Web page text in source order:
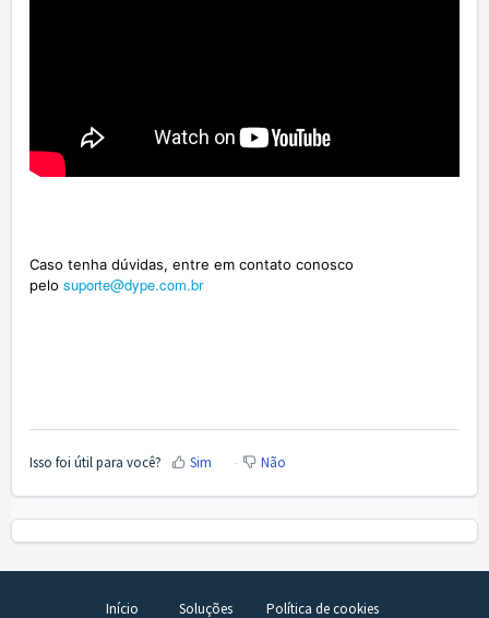
Caso tenha dúvidas, entre em contato conosco
pelo suporte@dype.com.br
Isso foi útil para você? Sim Não
Início Soluções Política de cookies